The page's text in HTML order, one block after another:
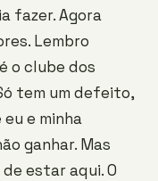
fazer. Agora
Lembro
o clube dos
tem um defeito,
e minha
ganhar. Mas
estar aqui. O